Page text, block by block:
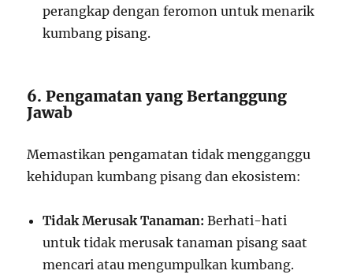
perangkap dengan feromon untuk menarik
kumbang pisang.
6. Pengamatan yang Bertanggung
Jawab
Memastikan pengamatan tidak mengganggu
kehidupan kumbang pisang dan ekosistem:
Tidak Merusak Tanaman: Berhati-hati
untuk tidak merusak tanaman pisang saat
mencari atau mengumpulkan kumbang.